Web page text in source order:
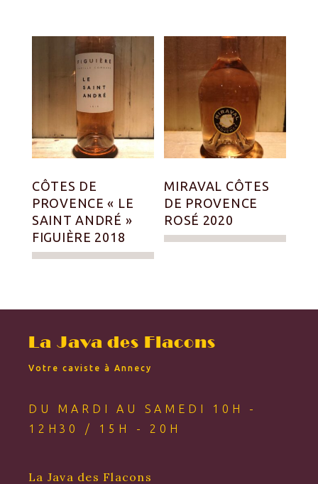
CÔTES DE
PROVENCE « LE
SAINT ANDRÉ »
FIGUIÈRE 2018
MIRAVAL CÔTES
DE PROVENCE
ROSÉ 2020
La Java des Flacons
Votre caviste à Annecy
DU MARDI AU SAMEDI 10H -
12H30 / 15H - 20H
La Java des Flacons